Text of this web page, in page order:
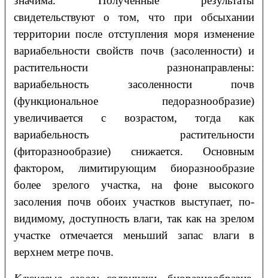
свидетельствуют о том, что приобсыхании
территории после отступления моря изменение
вариабельности свойств почв (засоленности) и
растительности разнонаправлены:
вариабельность засоленности почв
(функциональное педоразнообразие)
увеличивается с возрастом, тогда как
вариабельностьрастительности
(фиторазнообразие) снижается. Основным
фактором, лимитирующимбиоразнообразие
более зрелого участка, на фоне высокого
засоления почв обоих участковвыступает, по-
видимому, доступность влаги, так как на зрелом
участке отмечается меньший запас влаги в
верхнем метре почв.